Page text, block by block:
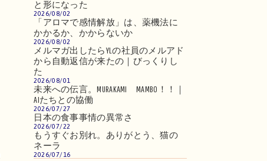
と形になった
2026/08/02
「アロマで感情解放」は、薬機法に
かかるか、かからないか
2026/08/02
メルマガ出したらYLの社員のメルアド
から自動返信が来たの｜びっくりし
た
2026/08/01
未来への伝言。MURAKAMI MAMBO！！｜
AIたちとの協働
2026/07/27
日本の食事事情の異常さ
2026/07/22
もうすぐお別れ。ありがとう、猫の
ネーラ
2026/07/16